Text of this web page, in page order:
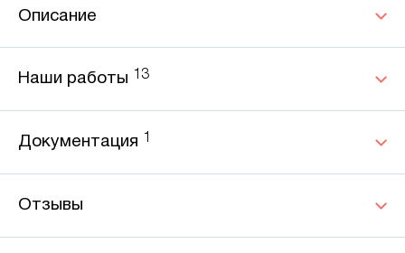
Описание
Наши работы 13
Документация
Отзывы